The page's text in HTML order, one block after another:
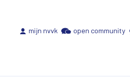
mijn nvvk open community